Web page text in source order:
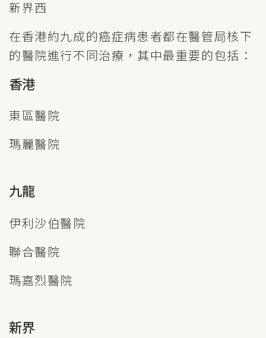
新界西
在香港約九成的癌症病患者都在醫管局核下
的醫院進行不同治療，其中最重要的包括：
香港
東區醫院
瑪麗醫院
九龍
伊利沙伯醫院
聯合醫院
瑪嘉烈醫院
新界